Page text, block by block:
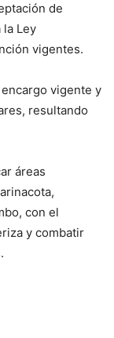
de
Ley
vigentes.
vigente y
resultando
áreas
con el
y combatir